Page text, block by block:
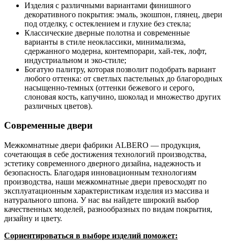
Изделия с различными вариантами финишного
декоративного покрытия: эмаль, экошпон, глянец, двери
под отделку, с остеклением и глухие без стекла;
Классические дверные полотна и современные
варианты в стиле неоклассики, минимализма,
сдержанного модерна, контемпорари, хай-тек, лофт,
индустриальном и эко-стиле;
Богатую палитру, которая позволит подобрать вариант
любого оттенка: от светлых пастельных до благородных
насыщенно-темных (оттенки бежевого и серого,
слоновая кость, капучино, шоколад и множество других
различных цветов).
Современные двери
Межкомнатные двери фабрики ALBERO — продукция,
сочетающая в себе достижения технологий производства,
эстетику современного дверного дизайна, надежность и
безопасность. Благодаря инновационным технологиям
производства, наши межкомнатные двери превосходят по
эксплуатационным характеристикам изделия из массива и
натурального шпона. У нас вы найдете широкий выбор
качественных моделей, разнообразных по видам покрытия,
дизайну и цвету.
Сориентироваться в выборе изделий поможет: